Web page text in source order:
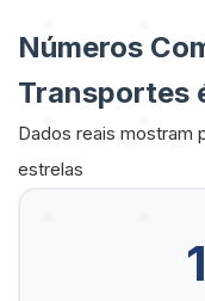
Números
Transportes
Dados reais mostram
estrelas